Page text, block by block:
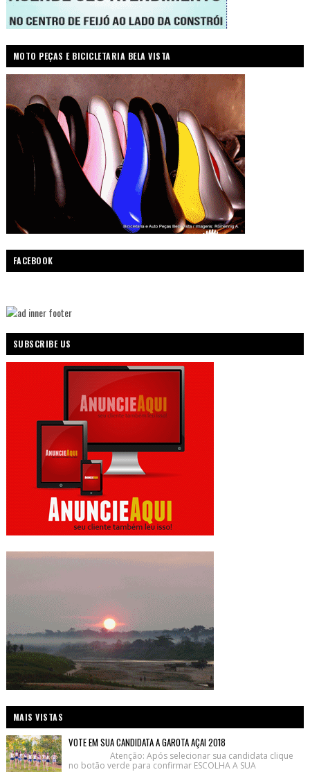
MOTO PEÇAS E BICICLETARIA BELA VISTA
FACEBOOK
SUBSCRIBE US
MAIS VISTAS
VOTE EM SUA CANDIDATA A GAROTA AÇAI 2018
Atenção: Após selecionar sua candidata clique
no botão verde para confirmar ESCOLHA A SUA